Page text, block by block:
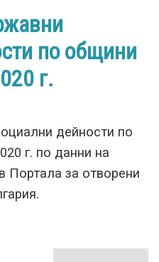
по общини
г.
дейности по
г. по данни на
Портала за отворени